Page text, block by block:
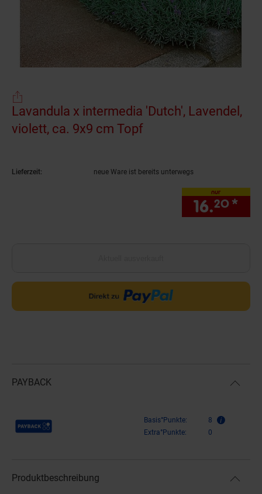
Lavandula x intermedia 'Dutch', Lavendel,
violett, ca. 9x9 cm Topf
Lieferzeit: neue Ware ist bereits unterwegs
nur
16.20 *
PAYBACK
Payback Punkte Basis°Punkte:
8
Extra°Punkte:
0
Produktbeschreibung